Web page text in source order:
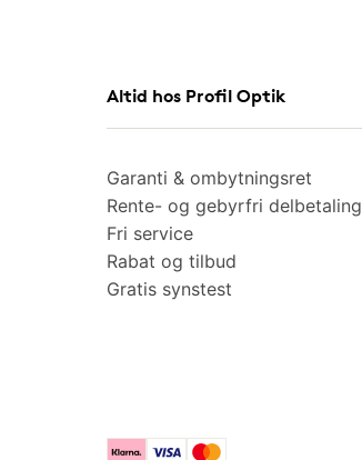
Altid hos Profil Optik
Garanti & ombytningsret
Rente- og gebyrfri delbetaling
Fri service
Rabat og tilbud
Gratis synstest
KlarnaVisa Mastercard